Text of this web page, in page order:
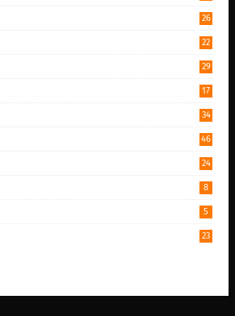
26
22
29
17
34
46
24
8
5
23